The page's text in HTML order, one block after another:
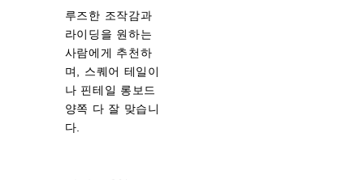
루즈한 조작감과
라이딩을 원하는
사람에게 추천하
며, 스퀘어 테일이
나 핀테일 롱보드
양쪽 다 잘 맞습니
다.